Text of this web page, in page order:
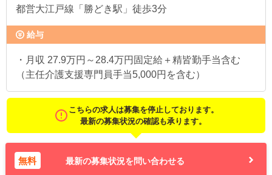
都営大江戸線「勝どき駅」徒歩3分
給与
・月収 27.9万円～28.4万円固定給＋精皆勤手当含む
（主任介護支援専門員手当5,000円を含む）
こちらの求人は募集を停止しております。
最新の募集状況の確認も承ります。
無料 最新の募集状況を問い合わせる